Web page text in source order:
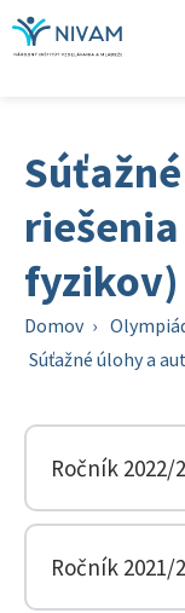
fyzikov)
Domov ›
Súťažné úlohy a
Ročník 2022/
Ročník 2021/